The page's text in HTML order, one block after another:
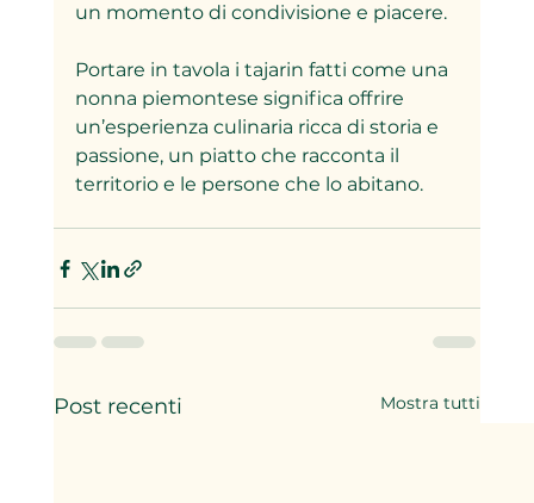
un momento di condivisione e piacere.
Portare in tavola i tajarin fatti come una
nonna piemontese significa offrire
un’esperienza culinaria ricca di storia e
passione, un piatto che racconta il
territorio e le persone che lo abitano.
Post recenti Mostra tutti